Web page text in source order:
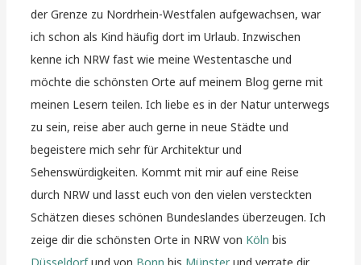
der Grenze zu Nordrhein-Westfalen aufgewachsen, war
ich schon als Kind häufig dort im Urlaub. Inzwischen
kenne ich NRW fast wie meine Westentasche und
möchte die schönsten Orte auf meinem Blog gerne mit
meinen Lesern teilen. Ich liebe es in der Natur unterwegs
zu sein, reise aber auch gerne in neue Städte und
begeistere mich sehr für Architektur und
Sehenswürdigkeiten. Kommt mit mir auf eine Reise
durch NRW und lasst euch von den vielen versteckten
Schätzen dieses schönen Bundeslandes überzeugen. Ich
zeige dir die schönsten Orte in NRW von Köln bis